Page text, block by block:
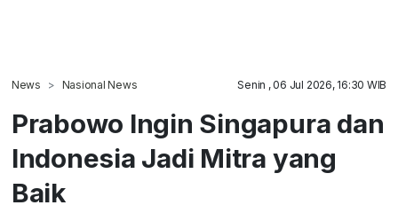
News Nasional News Senin , 06 Jul 2026, 16:30 WIB
Prabowo Ingin Singapura dan
Indonesia Jadi Mitra yang
Baik